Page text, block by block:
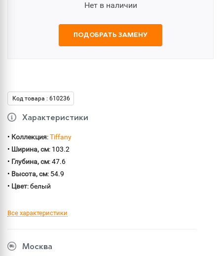
Нет в наличии
ПОДОБРАТЬ ЗАМЕНУ
Код товара : 610236
Характеристики
• Коллекция:Tiffany
• Ширина, см: 103.2
• Глубина, см: 47.6
• Высота, см: 54.9
• Цвет: белый
Все характеристики
Москва